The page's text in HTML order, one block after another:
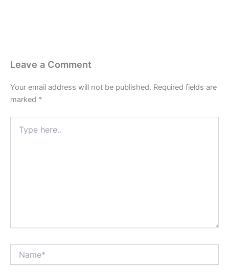
Leave a Comment
Your email address will not be published. Required fields are
marked *
here..